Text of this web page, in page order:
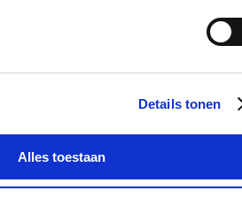
Details tonen
Alles toestaan
of beoordelingsprocedure
te leiden die OCMW’s helpt om meer
helpen op Gentse
onderdompeling in